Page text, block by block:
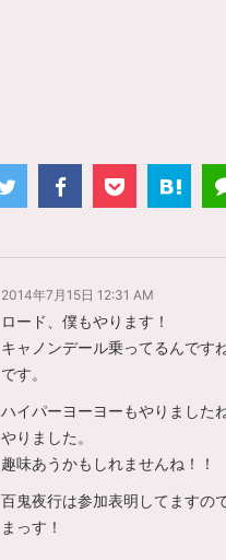
2014年7月15日 12:31 AM
ロード、僕もやります！
キャノンデール乗ってるんです
です。
ハイパーヨーヨーもやりました
やりました。
趣味あうかもしれませんね！！
百鬼夜行は参加表明してますの
まっす！